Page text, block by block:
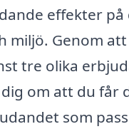
effekter på
miljö. Genom
tre olika
om att du får
som